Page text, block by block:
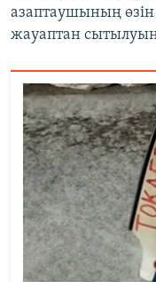
азаптаушының
жауаптан